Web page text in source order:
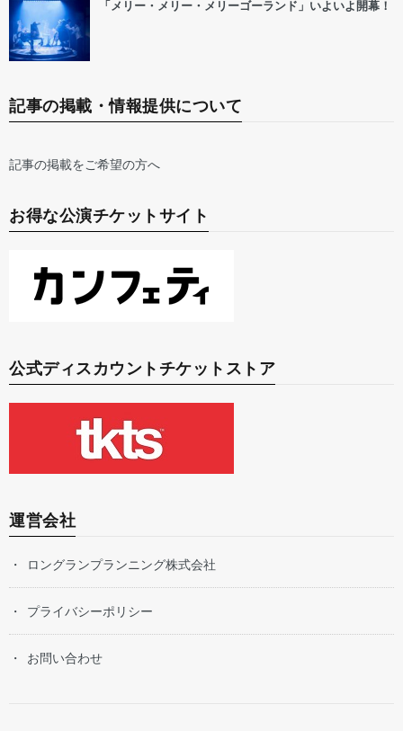
「メリー・メリー・メリーゴーランド」いよいよ開幕！
記事の掲載・情報提供について
記事の掲載をご希望の方へ
お得な公演チケットサイト
公式ディスカウントチケットストア
運営会社
ロングランプランニング株式会社
プライバシーポリシー
お問い合わせ